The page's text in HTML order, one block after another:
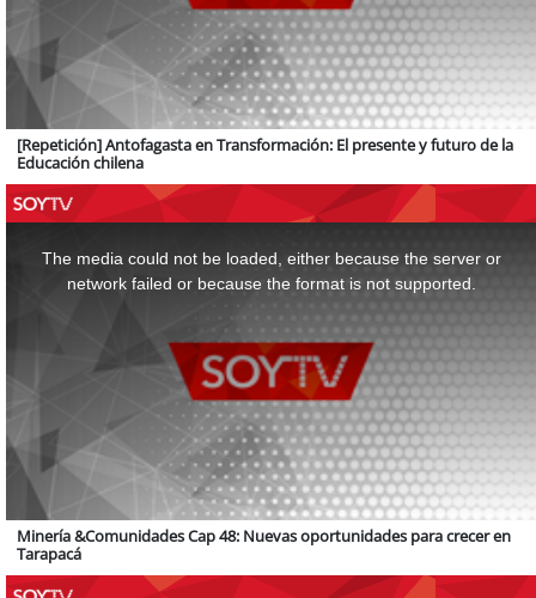
[Repetición] Antofagasta en Transformación: El presente y futuro de la
Educación chilena
The media could not be loaded, either because the server or
network failed or because the format is not supported.
Minería &Comunidades Cap 48: Nuevas oportunidades para crecer en
Tarapacá